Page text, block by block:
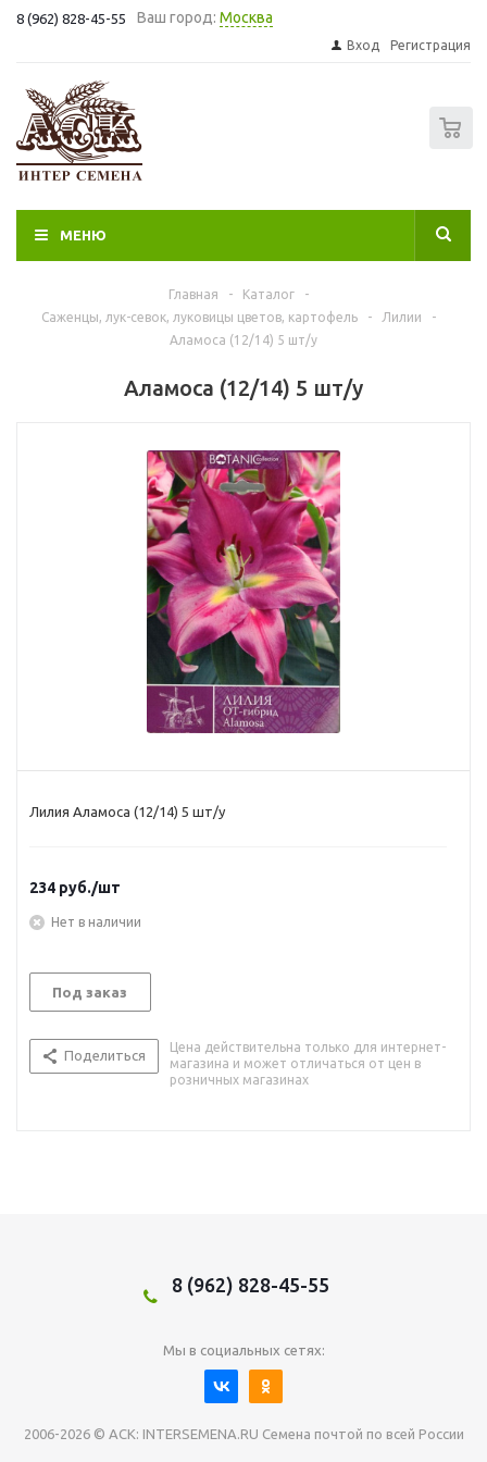
8 (962) 828-45-55 Ваш город: Москва
Вход Регистрация
МЕНЮ
Главная - Каталог
-
Саженцы, лук-севок, луковицы цветов, картофель
- Лилии
-
Аламоса (12/14) 5 шт/у
Аламоса (12/14) 5 шт/у
Лилия Аламоса (12/14) 5 шт/у
234 руб./шт
Нет в наличии
Под заказ
Поделиться
Цена действительна только для интернет-
магазина и может отличаться от цен в
розничных магазинах
8 (962) 828-45-55
Мы в социальных сетях:
2006-2026 © АСК: INTERSEMENA.RU Семена почтой по всей России